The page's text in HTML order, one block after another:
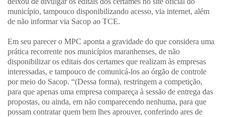
município, tampouco disponibilizando acesso, via internet, além
de não informar via Sacop ao TCE.
Em seu parecer o MPC aponta a gravidade do que considera uma
prática recorrente nos municípios maranhenses, de não
disponibilizar os editais dos certames que realizam às empresas
interessadas, e tampouco de comunicá-los ao órgão de controle
por meio do Sacop. “(Dessa forma), restringem a competição,
para que apenas uma empresa compareça à sessão de entrega das
propostas, ou ainda, em não comparecendo nenhuma, para que
possam contratar quem bem lhes aprouver, conferindo ares de